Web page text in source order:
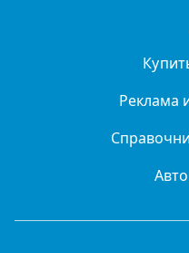
Реклама